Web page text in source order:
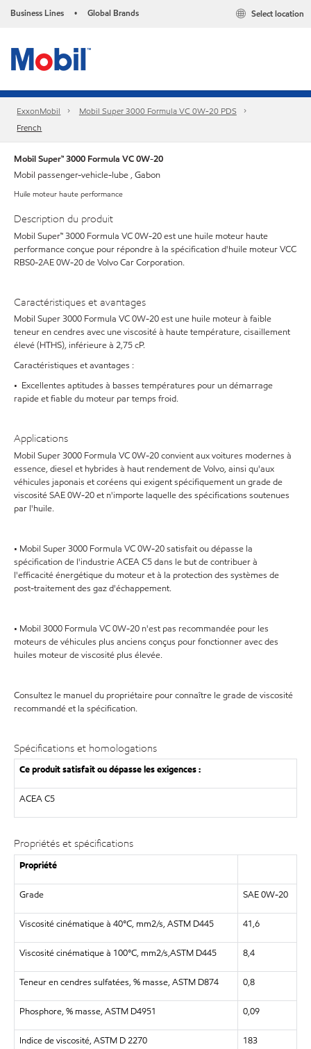
Business Lines • Global Brands Select location
ExxonMobil
Mobil Super 3000 Formula VC 0W-20 PDS
French
Mobil Super™ 3000 Formula VC 0W-20
Mobil passenger-vehicle-lube , Gabon
Huile moteur haute performance
Description du produit
Mobil Super™ 3000 Formula VC 0W-20 est une huile moteur haute
performance conçue pour répondre à la spécification d'huile moteur VCC
RBS0-2AE 0W-20 de Volvo Car Corporation.
Caractéristiques et avantages
Mobil Super 3000 Formula VC 0W-20 est une huile moteur à faible
teneur en cendres avec une viscosité à haute température, cisaillement
élevé (HTHS), inférieure à 2,75 cP.
Caractéristiques et avantages :
• Excellentes aptitudes à basses températures pour un démarrage
rapide et fiable du moteur par temps froid.
Applications
Mobil Super 3000 Formula VC 0W-20 convient aux voitures modernes à
essence, diesel et hybrides à haut rendement de Volvo, ainsi qu'aux
véhicules japonais et coréens qui exigent spécifiquement un grade de
viscosité SAE 0W-20 et n'importe laquelle des spécifications soutenues
par l'huile.
• Mobil Super 3000 Formula VC 0W-20 satisfait ou dépasse la
spécification de l'industrie ACEA C5 dans le but de contribuer à
l'efficacité énergétique du moteur et à la protection des systèmes de
post-traitement des gaz d'échappement.
• Mobil 3000 Formula VC 0W-20 n'est pas recommandée pour les
moteurs de véhicules plus anciens conçus pour fonctionner avec des
huiles moteur de viscosité plus élevée.
Consultez le manuel du propriétaire pour connaître le grade de viscosité
recommandé et la spécification.
Spécifications et homologations
Ce produit satisfait ou dépasse les exigences :
ACEA C5
Propriétés et spécifications
Propriété
Grade SAE 0W-20
Viscosité cinématique à 40°C, mm2/s, ASTM D445 41,6
Viscosité cinématique à 100°C, mm2/s,ASTM D445 8,4
Teneur en cendres sulfatées, % masse, ASTM D874 0,8
Phosphore, % masse, ASTM D4951 0,09
Indice de viscosité, ASTM D 2270 183